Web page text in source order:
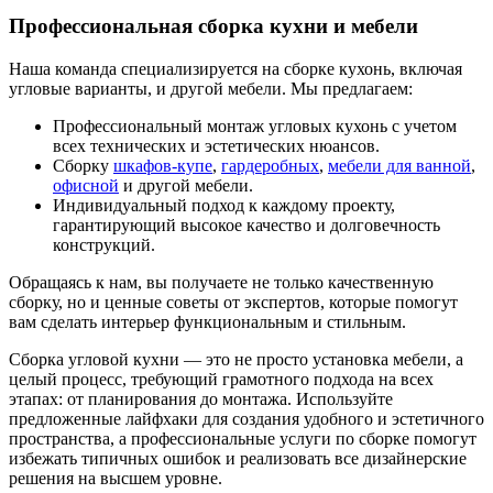
Профессиональная сборка кухни и мебели
Наша команда специализируется на сборке кухонь, включая
угловые варианты, и другой мебели. Мы предлагаем:
Профессиональный монтаж угловых кухонь с учетом
всех технических и эстетических нюансов.
Сборку шкафов-купе, гардеробных, мебели для ванной,
офисной и другой мебели.
Индивидуальный подход к каждому проекту,
гарантирующий высокое качество и долговечность
конструкций.
Обращаясь к нам, вы получаете не только качественную
сборку, но и ценные советы от экспертов, которые помогут
вам сделать интерьер функциональным и стильным.
Сборка угловой кухни — это не просто установка мебели, а
целый процесс, требующий грамотного подхода на всех
этапах: от планирования до монтажа. Используйте
предложенные лайфхаки для создания удобного и эстетичного
пространства, а профессиональные услуги по сборке помогут
избежать типичных ошибок и реализовать все дизайнерские
решения на высшем уровне.